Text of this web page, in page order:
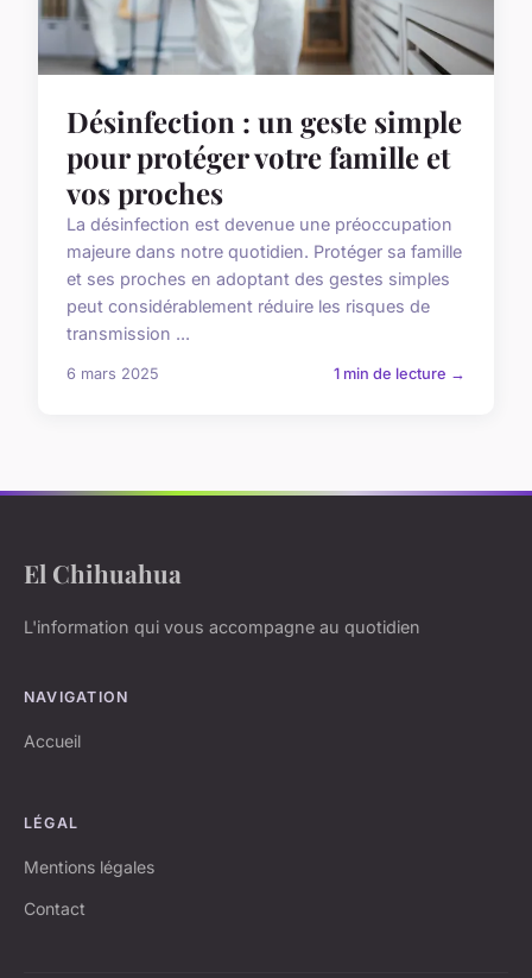
Désinfection : un geste simple
pour protéger votre famille et
vos proches
La désinfection est devenue une préoccupation
majeure dans notre quotidien. Protéger sa famille
et ses proches en adoptant des gestes simples
peut considérablement réduire les risques de
transmission ...
6 mars 2025 1 min de lecture →
El Chihuahua
L'information qui vous accompagne au quotidien
NAVIGATION
Accueil
LÉGAL
Mentions légales
Contact